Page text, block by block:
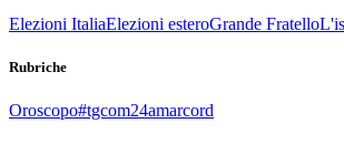
Elezioni ItaliaElezioni esteroGrande Fratello
Rubriche
Oroscopo#tgcom24amarcord